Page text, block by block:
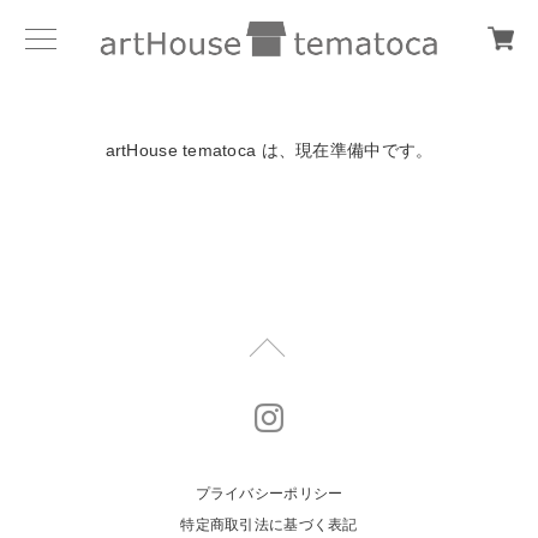
artHouse tematoca は、現在準備中です。
プライバシーポリシー
特定商取引法に基づく表記